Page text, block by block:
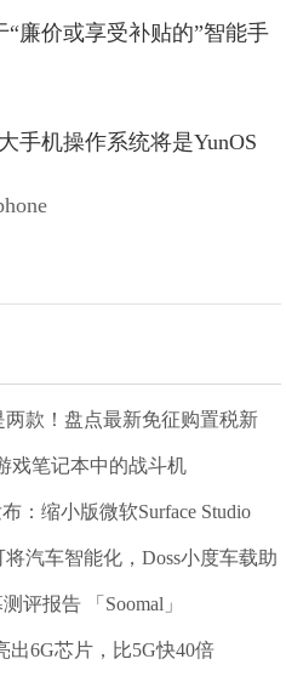
廉价或享受补贴的”智能手
两款！盘点最新免征购置税新
戏笔记本中的战斗机
：缩小版微软Surface Studio
汽车智能化，Doss小度车载助
评报告 「Soomal」
出6G芯片，比5G快40倍